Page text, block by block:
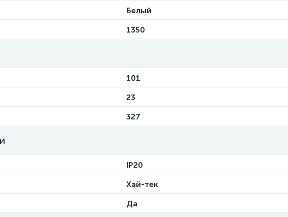
Белый
1350
101
23
327
IP20
Хай-тек
Да